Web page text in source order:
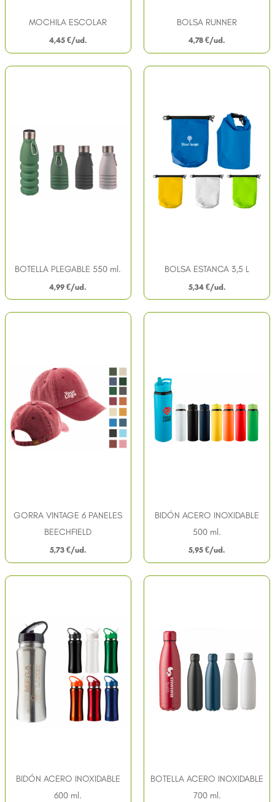
MOCHILA ESCOLAR
4,45 €
BOLSA RUNNER
4,78 €
BOTELLA PLEGABLE 550 ml.
4,99 €
BOLSA ESTANCA 3,5 L
5,34 €
GORRA VINTAGE 6 PANELES
BEECHFIELD
5,73 €
BIDÓN ACERO INOXIDABLE
500 ml.
5,95 €
BIDÓN ACERO INOXIDABLE
600 ml.
BOTELLA ACERO INOXIDABLE
700 ml.